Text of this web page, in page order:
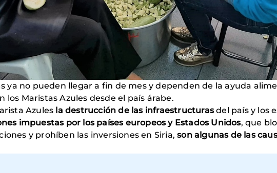
ya no pueden llegar a fin de mes y dependen de la ayuda
los Maristas Azules desde el país árabe.
Azules la destrucción de las infraestructurasdel país y los
impuestas por los países europeos y Estados Unidos, que
y prohíben las inversiones en Siria,son algunas de las